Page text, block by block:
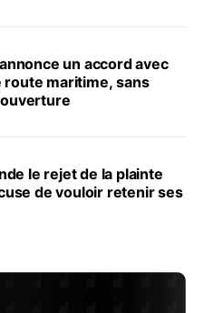
un accord avec
route maritime, sans
le rejet de la plainte
de vouloir retenir ses